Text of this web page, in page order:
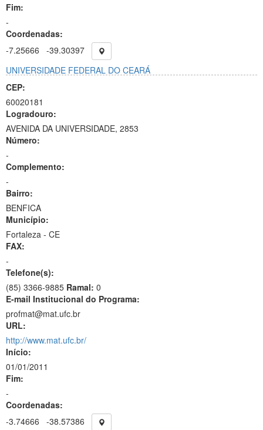
Fim:
-
Coordenadas:
-7.25666
-39.30397
UNIVERSIDADE FEDERAL DO CEARÁ
CEP:
60020181
Logradouro:
AVENIDA DA UNIVERSIDADE, 2853
Número:
-
Complemento:
-
Bairro:
BENFICA
Município:
Fortaleza - CE
FAX:
-
Telefone(s):
(85) 3366-9885 Ramal: 0
E-mail Institucional do Programa:
profmat@mat.ufc.br
URL:
http://www.mat.ufc.br/
Início:
01/01/2011
Fim:
-
Coordenadas:
-3.74666
-38.57386